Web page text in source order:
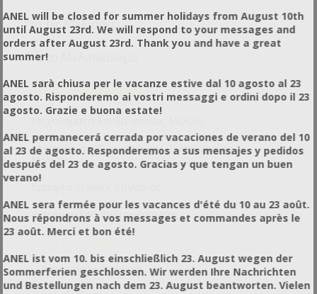
Για τις Μέλισσες +
Για το Μελισσοκόμο
Για το Συσκευαστήριο -
Μηχανήματα Τυποποίησης-Συσκευασίας
Μελιού +
Υγειονομικού Ενδιαφέροντος +
Συσκευασίες Κηρήθρας
ANEL will be closed for summer holidays from August 10th
until August 23rd. We will respond to your messages and
orders after August 23rd. Thank you and have a great
summer!
ANEL sarà chiusa per le vacanze estive dal 10 agosto al 23
agosto. Risponderemo ai vostri messaggi e ordini dopo il 23
agosto. Grazie e buona estate!
ANEL permanecerá cerrada por vacaciones de verano del 10
al 23 de agosto. Responderemos a sus mensajes y pedidos
después del 23 de agosto. Gracias y que tengan un buen
verano!
ANEL sera fermée pour les vacances d'été du 10 au 23 août.
Nous répondrons à vos messages et commandes après le
23 août. Merci et bon été!
ANEL ist vom 10. bis einschließlich 23. August wegen der
Sommerferien geschlossen. Wir werden Ihre Nachrichten
und Bestellungen nach dem 23. August beantworten. Vielen